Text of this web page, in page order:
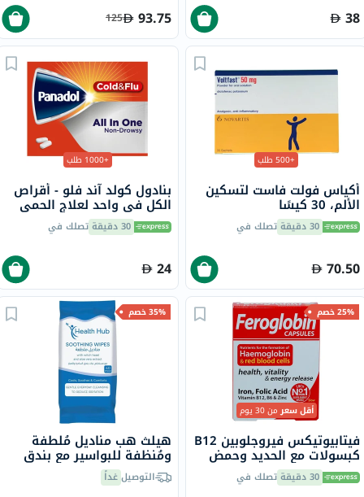
38 أوميغا 3
93.75
125
+500 طلب
أكياس فولت فاست لتسكين
الألم، 30 كيسًا
30 دقيقة تصلك في
70.50
+1000 طلب
بنادول كولد آند فلو - أقراص
الكل في واحد لعلاج الحمى
والبرد والإنفلونزا حزمة من 24
30 دقيقة تصلك في
24
25% خصم
أقل سعرمن 30 يوم
فيتابيوتيكس فيروجلوبين B12
كبسولات مع الحديد وحمض
الفوليك وفيتامين B12
لمحاربة التعب، 30 كبسولة
30 دقيقة تصلك في
35% خصم
هيلث هب مناديل مُلطفة
ومُنظفة للبواسير مع بندق
الساحرة والصبار، حزمة من 40
التوصيلغداً